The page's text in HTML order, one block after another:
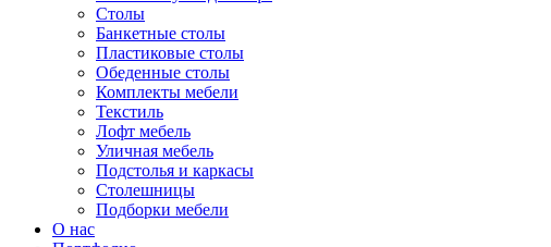
Столы
Банкетные столы
Пластиковые столы
Обеденные столы
Комплекты мебели
Текстиль
Лофт мебель
Уличная мебель
Подстолья и каркасы
Столешницы
Подборки мебели
О нас